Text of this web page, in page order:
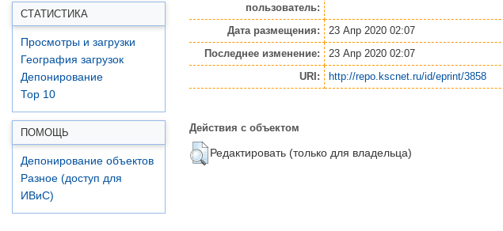
СТАТИСТИКА
Просмотры и загрузки
География загрузок
Депонирование
Top 10
ПОМОЩЬ
Депонирование объектов
Разное (доступ для
ИВиС)
пользователь:
Дата размещения:
23 Апр 2020 02:07
Последнее изменение:
23 Апр 2020 02:07
URI:
http://repo.kscnet.ru/id/eprint/3858
Действия с объектом
Редактировать (только для владельца)